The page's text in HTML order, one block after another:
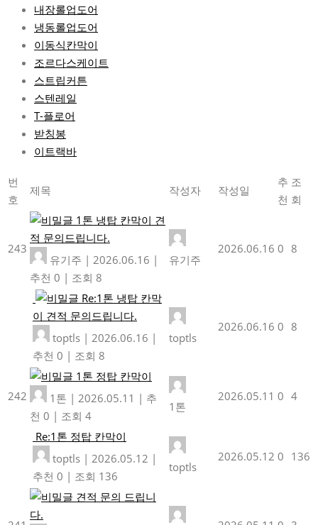
내장롤업도어
냉동롤업도어
이동식칸막이
조르다스케이트
스트립커튼
스텐레일
T-플로어
받칭봉
이트랙바
번
호
제목 작성자 작성일
추
천
조
회
243
1톤 냉탑 칸막이 견
적 문의드립니다.
유기주 | 2026.06.16 |
추천 0 | 조회 8
유기주
2026.06.16 0 8
Re:1톤 냉탑 칸막
이 견적 문의드립니다.
toptls | 2026.06.16 |
추천 0 | 조회 8
toptls
2026.06.16 0 8
242
1톤 정탑 칸막이
1톤 | 2026.05.11 | 추
천 0 | 조회 4
1톤
2026.05.11 0 4
Re:1톤 정탑 칸막이
toptls | 2026.05.12 |
추천 0 | 조회 136
toptls
2026.05.12 0 136
견적 문의 드립니
다.